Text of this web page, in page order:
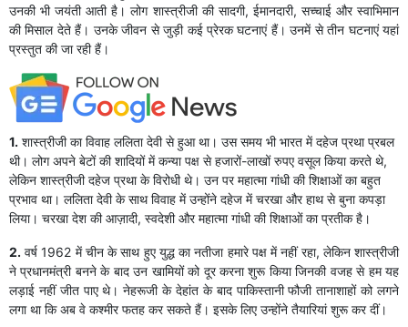
उनकी भी जयंती आती है। लोग शास्त्रीजी की सादगी, ईमानदारी, सच्चाई और स्वाभिमान
की मिसाल देते हैं। उनके जीवन से जुड़ी कई प्रेरक घटनाएं हैं। उनमें से तीन घटनाएं यहां
प्रस्तुत की जा रही हैं।
1. शास्त्रीजी का विवाह ललिता देवी से हुआ था। उस समय भी भारत में दहेज प्रथा प्रबल
थी। लोग अपने बेटों की शादियों में कन्या पक्ष से हजारों-लाखों रुपए वसूल किया करते थे,
लेकिन शास्त्रीजी दहेज प्रथा के विरोधी ​थे। उन पर महात्मा गांधी की शिक्षाओं का बहुत
प्रभाव था। ललिता देवी के साथ विवाह में उन्होंने दहेज में चरखा और हाथ से बुना कपड़ा
लिया। चरखा देश की आज़ादी, स्वदेशी और महात्मा गांधी की शिक्षाओं का प्रतीक है।
2. वर्ष 1962 में चीन के साथ हुए युद्ध का नतीजा हमारे पक्ष में नहीं रहा, लेकिन शास्त्रीजी
ने प्रधानमंत्री बनने के बाद उन खामियों को दूर करना शुरू किया जिनकी वजह से हम यह
लड़ाई नहीं जीत पाए थे। नेहरूजी के देहांत के बाद पाकिस्तानी फौजी तानाशाहों को लगने
लगा था कि अब वे कश्मीर फतह कर सकते हैं। इसके लिए उन्होंने तैयारियां शुरू कर दीं।